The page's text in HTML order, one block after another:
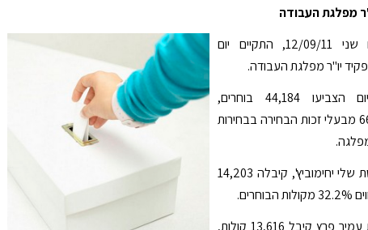
מפלגת העבודה
אתמול, יום שני 12/09/11, התקיים יום
יו"ר מפלגת העבודה.
במהלך היום הצביעו 44,184 בוחרים,
המהווים 66% מבעלי זכות הבחירה בבחירות
חברת הכנסת שלי יחימוביץ', קיבלה 14,203
חבר הכנסת עמיר פרץ קיבל 13,616 קולות,